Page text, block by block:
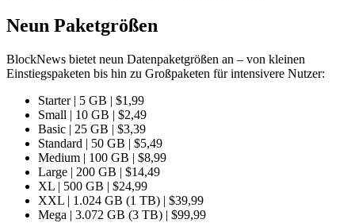
Neun Paketgrößen
BlockNews bietet neun Datenpaketgrößen an – von kleinen
Einstiegspaketen bis hin zu Großpaketen für intensivere Nutzer:
Starter | 5 GB | $1,99
Small | 10 GB | $2,49
Basic | 25 GB | $3,39
Standard | 50 GB | $5,49
Medium | 100 GB | $8,99
Large | 200 GB | $14,49
XL | 500 GB | $24,99
XXL | 1.024 GB (1 TB) | $39,99
Mega | 3.072 GB (3 TB) | $99,99